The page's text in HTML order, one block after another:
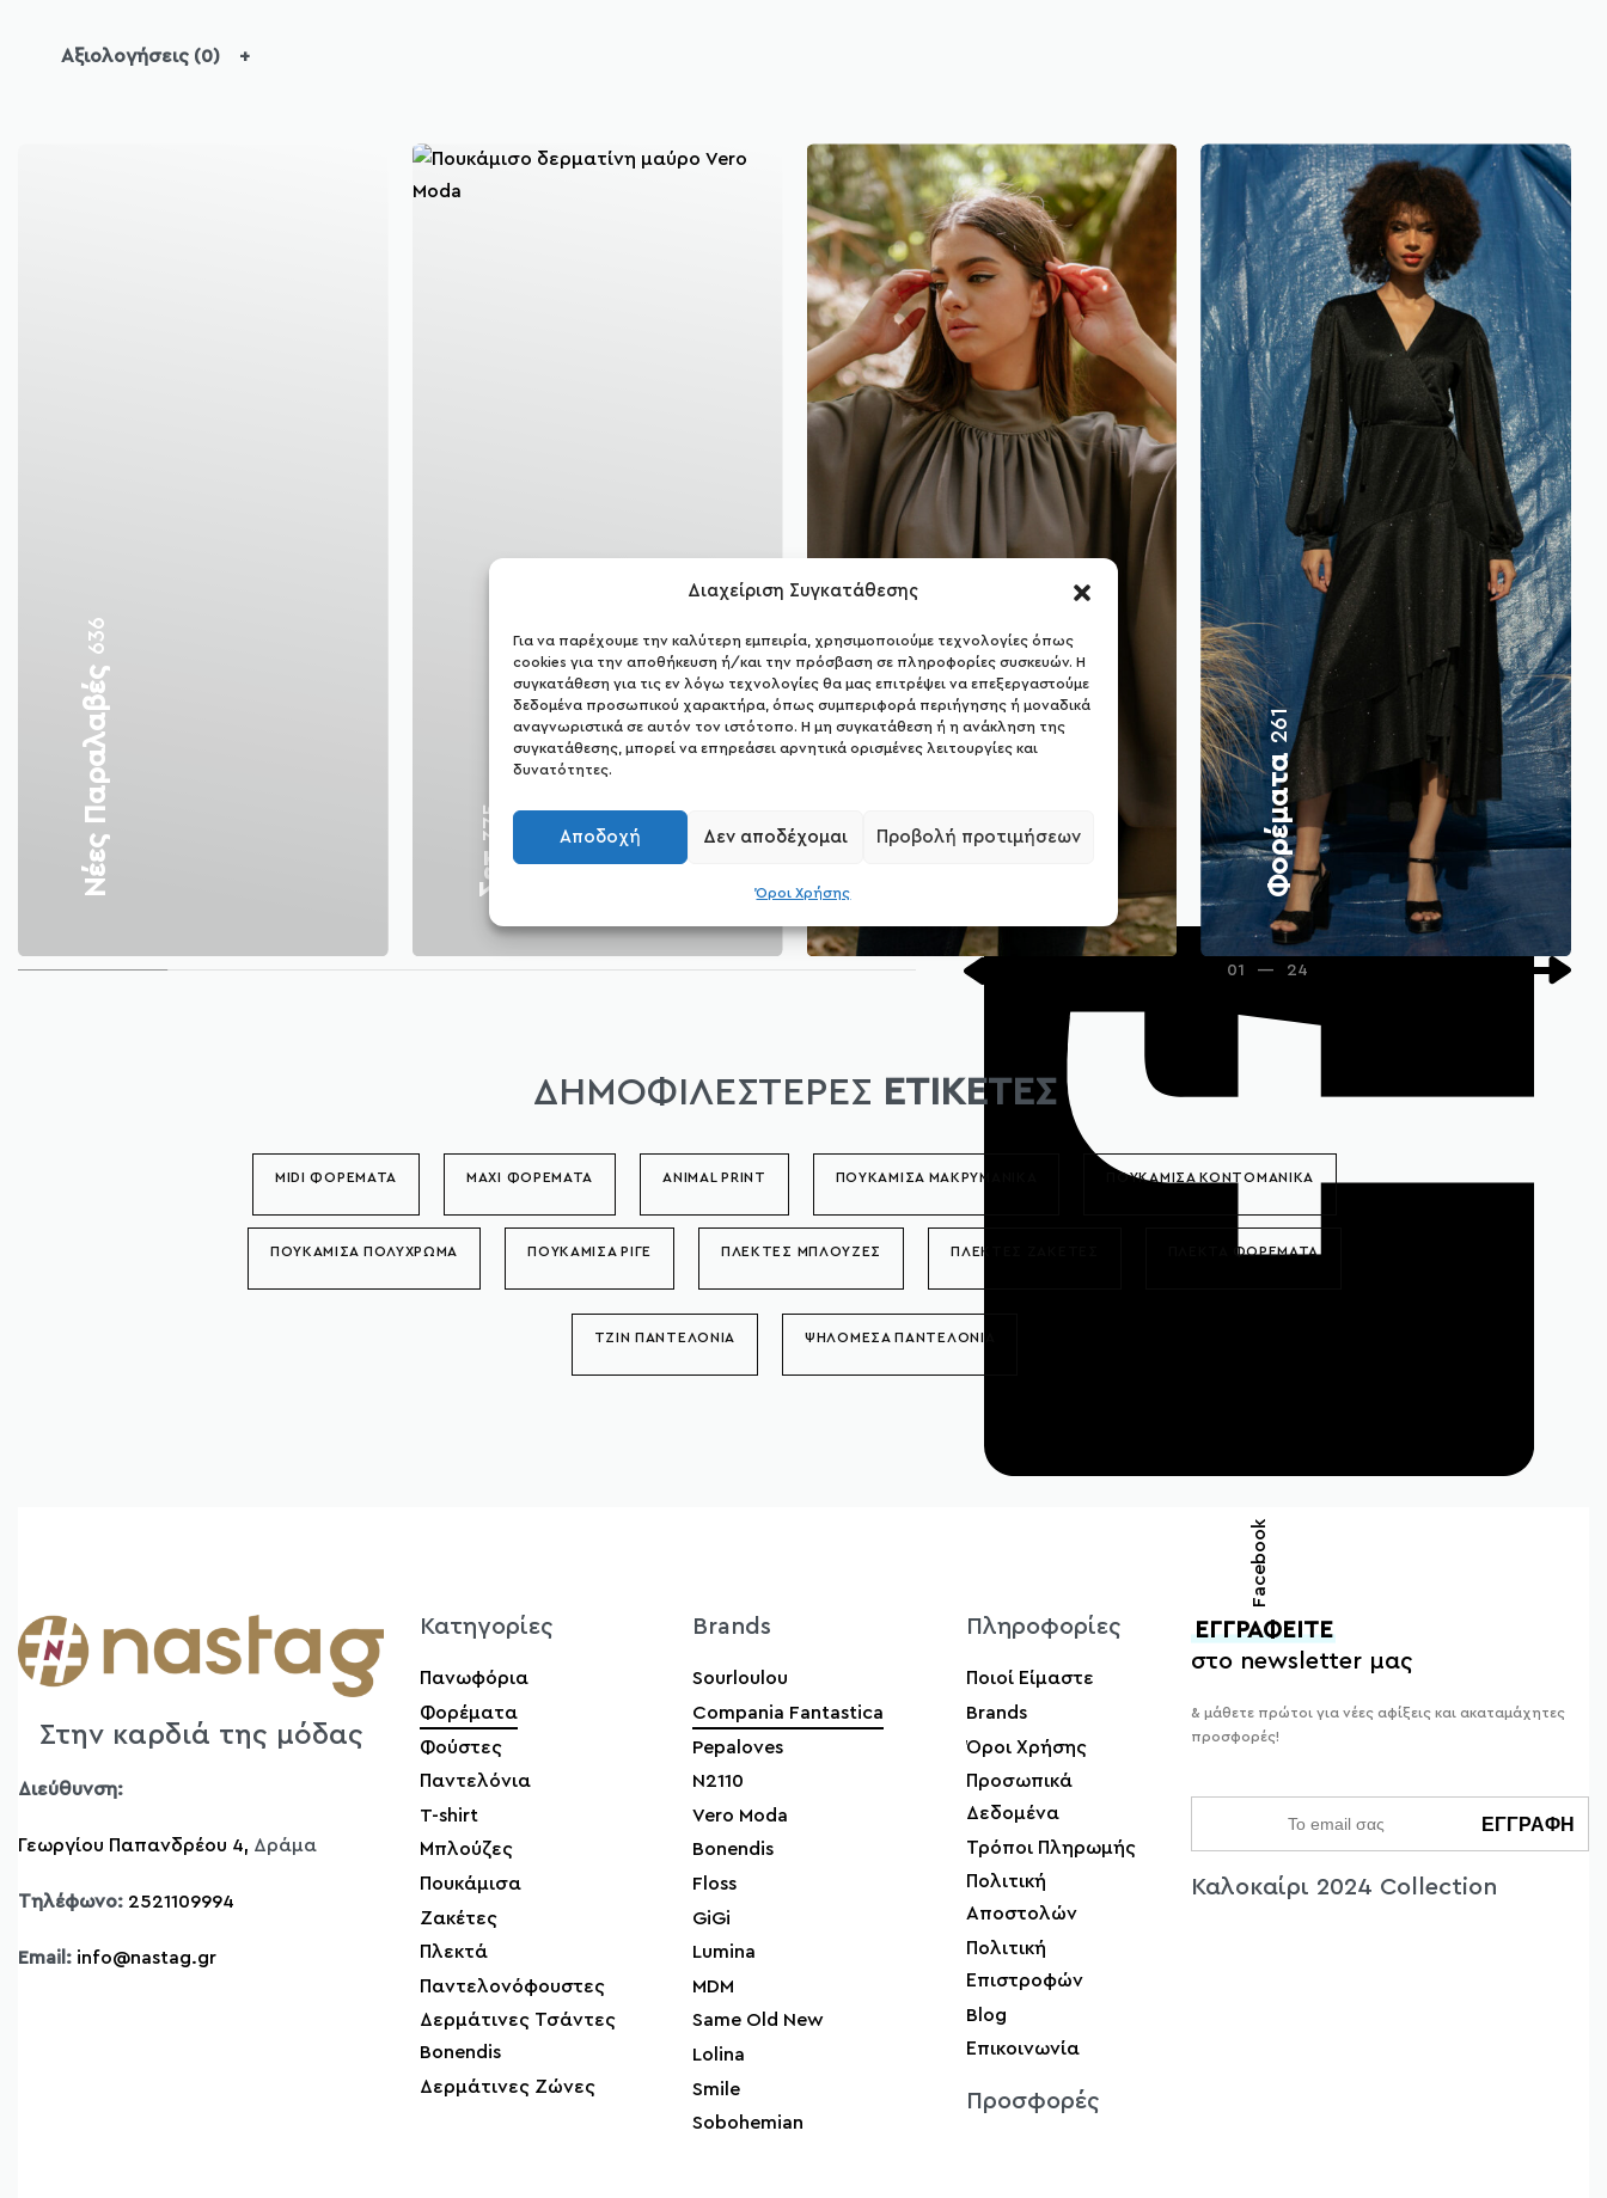
Διαχείριση Συγκατάθεσης
Για να παρέχουμε την καλύτερη εμπειρία, χρησιμοποιούμε τεχνολογίες όπως
cookies για την αποθήκευση ή/και την πρόσβαση σε πληροφορίες συσκευών. Η
συγκατάθεση για τις εν λόγω τεχνολογίες θα μας επιτρέψει να επεξεργαστούμε
δεδομένα προσωπικού χαρακτήρα, όπως συμπεριφορά περιήγησης ή μοναδικά
αναγνωριστικά σε αυτόν τον ιστότοπο. Η μη συγκατάθεση ή η ανάκληση της
συγκατάθεσης, μπορεί να επηρεάσει αρνητικά ορισμένες λειτουργίες και
δυνατότητες.
Αποδοχή Δεν αποδέχομαι Προβολή προτιμήσεων
Όροι Χρήσης
Αξιολογήσεις (0)
Νέες Παραλαβές
636
Σετ
375 Μπλούζες
361
Φορέματα
261
01 — 24
ΔΗΜΟΦΙΛΕΣΤΕΡΕΣ ΕΤΙΚΕΤΕΣ
MIDI ΦΟΡΕΜΑΤΑ MAXI ΦΟΡΕΜΑΤΑ ANIMAL PRINT ΠΟΥΚΑΜΙΣΑ ΜΑΚΡΥΜΑΝΙΚΑ ΠΟΥΚΑΜΙΣΑ ΚΟΝΤΟΜΑΝΙΚΑ
ΠΟΥΚΑΜΙΣΑ ΠΟΛΥΧΡΩΜΑ ΠΟΥΚΑΜΙΣΑ ΡΙΓΕ ΠΛΕΚΤΕΣ ΜΠΛΟΥΖΕΣ ΠΛΕΚΤΕΣ ΖΑΚΕΤΕΣ ΠΛΕΚΤΑ ΦΟΡΕΜΑΤΑ
ΤΖΙΝ ΠΑΝΤΕΛΟΝΙΑ ΨΗΛΟΜΕΣΑ ΠΑΝΤΕΛΟΝΙΑ
Στην καρδιά της μόδας
Διεύθυνση:
Γεωργίου Παπανδρέου 4, Δράμα
Τηλέφωνο: 2521109994
Email: info@nastag.gr
Κατηγορίες
Πανωφόρια
Φορέματα
Φούστες
Παντελόνια
T-shirt
Μπλούζες
Πουκάμισα
Ζακέτες
Πλεκτά
Παντελονόφουστες
Δερμάτινες Τσάντες
Bonendis
Δερμάτινες Ζώνες
Brands
Sourloulou
Compania Fantastica
Pepaloves
N2110
Vero Moda
Bonendis
Floss
GiGi
Lumina
MDM
Same Old New
Lolina
Smile
Sobohemian
Πληροφορίες
Ποιοί Είμαστε
Brands
Όροι Χρήσης
Προσωπικά
Δεδομένα
Τρόποι Πληρωμής
Πολιτική
Αποστολών
Πολιτική
Επιστροφών
Blog
Επικοινωνία
Προσφορές
ΕΓΓΡΑΦΕΙΤΕ
στο newsletter μας
& μάθετε πρώτοι για νέες αφίξεις και ακαταμάχητες
προσφορές!
Καλοκαίρι 2024 Collection
Facebook